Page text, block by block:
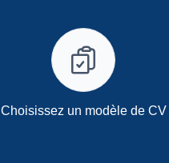
Choisissez un modèle de CV